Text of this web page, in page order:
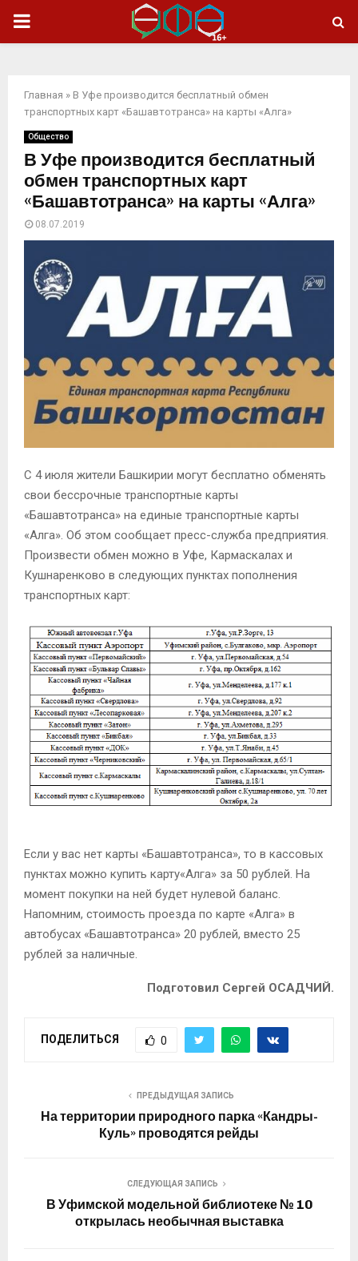
ОСНОВНОЕ
Главная » В Уфе производится бесплатный обмен
транспортных карт «Башавтотранса» на карты «Алга»
Общество
В Уфе производится бесплатный
обмен транспортных карт
«Башавтотранса» на карты «Алга»
08.07.2019
С 4 июля жители Башкирии могут бесплатно обменять
свои бессрочные транспортные карты
«Башавтотранса» на единые транспортные карты
«Алга». Об этом сообщает пресс-служба предприятия.
Произвести обмен можно в Уфе, Кармаскалах и
Кушнаренково в следующих пунктах пополнения
транспортных карт:
Если у вас нет карты «Башавтотранса», то в кассовых
пунктах можно купить карту«Алга» за 50 рублей. На
момент покупки на ней будет нулевой баланс.
Напомним, стоимость проезда по карте «Алга» в
автобусах «Башавтотранса» 20 рублей, вместо 25
рублей за наличные.
Подготовил Сергей ОСАДЧИЙ.
ПОДЕЛИТЬСЯ 0
ПРЕДЫДУЩАЯ ЗАПИСЬ
На территории природного парка «Кандры-
Куль» проводятся рейды
СЛЕДУЮЩАЯ ЗАПИСЬ
В Уфимской модельной библиотеке № 10
открылась необычная выставка